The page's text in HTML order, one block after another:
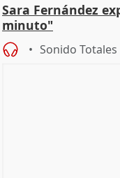
Sara Fernández
minuto"
Sonido Totales